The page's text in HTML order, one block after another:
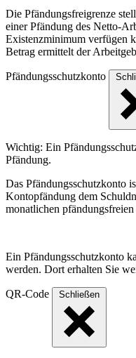
Die Pfändungsfreigrenze
einer Pfändung des Netto-
Existenzminimum verfügen
Betrag ermittelt der
Pfändungsschutzkonto
Wichtig: Ein
Pfändung.
Das Pfändungsschutzkonto
Kontopfändung dem
monatlichen
Ein Pfändungsschutzkonto
werden. Dort erhalten Sie
QR-Code Schließen